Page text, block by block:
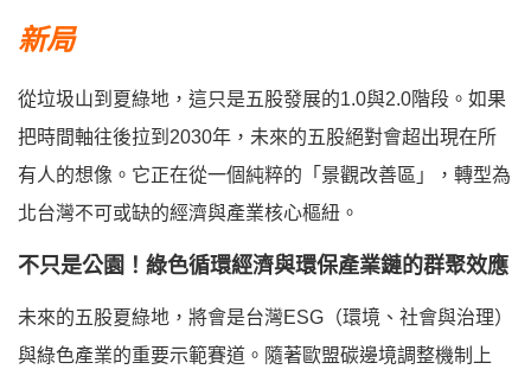
新局
從垃圾山到夏綠地，這只是五股發展的1.0與2.0階段。如果
把時間軸往後拉到2030年，未來的五股絕對會超出現在所
有人的想像。它正在從一個純粹的「景觀改善區」，轉型為
北台灣不可或缺的經濟與產業核心樞紐。
不只是公園！綠色循環經濟與環保產業鏈的群聚效應
未來的五股夏綠地，將會是台灣ESG（環境、社會與治理）
與綠色產業的重要示範賽道。隨著歐盟碳邊境調整機制上